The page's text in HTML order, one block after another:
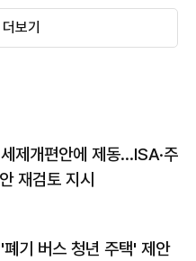
더보기
제개편안에 제동…ISA·주
재검토 지시
기 버스 청년 주택' 제안